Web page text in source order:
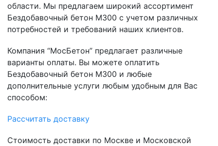
области. Мы предлагаем широкий ассортимент
Бездобавочный бетон М300 с учетом различных
потребностей и требований наших клиентов.
Компания “МосБетон” предлагает различные
варианты оплаты. Вы можете оплатить
Бездобавочный бетон М300 и любые
дополнительные услуги любым удобным для Вас
способом:
Рассчитать доставку
Стоимость доставки по Москве и Московской